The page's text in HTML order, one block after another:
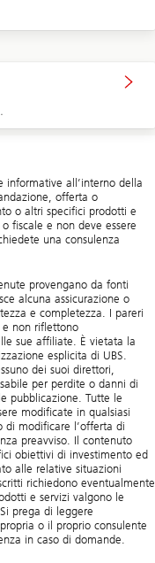
informative all’interno della
offerta o
o altri specifici prodotti e
fiscale e non deve essere
una consulenza
provengano da fonti
alcuna assicurazione o
e completezza. I pareri
e non riflettono
sue affiliate. È vietata la
esplicita di UBS.
dei suoi direttori,
per perdite o danni di
pubblicazione. Tutte le
modificate in qualsiasi
di modificare l’offerta di
preavviso. Il contenuto
obiettivi di investimento ed
alle relative situazioni
richiedono eventualmente
e servizi valgono le
prega di leggere
o il proprio consulente
in caso di domande.